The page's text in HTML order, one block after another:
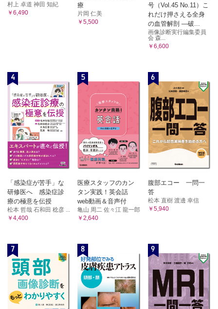
村上 卓道 神田 知紀
￥6,490
療
片岡 仁美
￥5,500
号（Vol.45 No.11）こ
れだけ押さえる全身
の血管解剖 ―破...
画像診断実行編集委員
会 森...
￥6,600
4
「感染症が苦手」な
研修医へ 感染症診
療の極意を伝授
松本 哲哉 石和田 稔彦 ...
￥4,400
5
医療スタッフのカン
タン実践！英会話
web動画＆音声付
亀山 周二 佐々江 龍一郎
￥2,640
6
腹部エコー 一問一
答
松本 直樹 渡邊 幸信
￥5,940
7 8 9